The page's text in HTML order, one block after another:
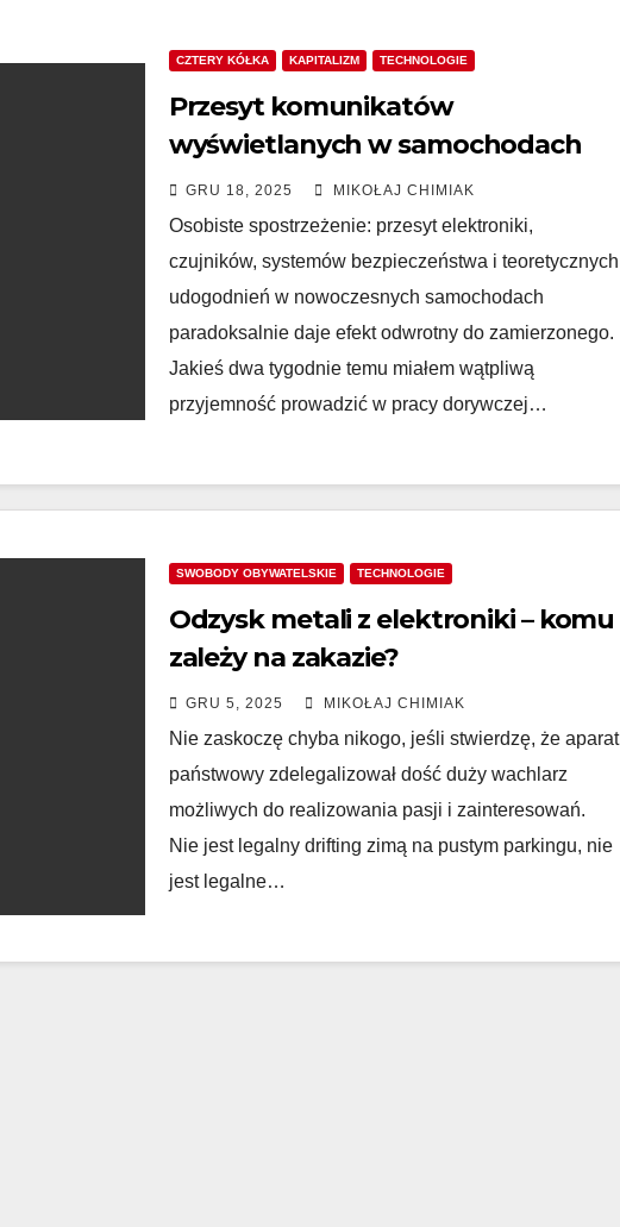
CZTERY KÓŁKA KAPITALIZM TECHNOLOGIE
Przesyt komunikatów
wyświetlanych w samochodach
GRU 18, 2025 MIKOŁAJ CHIMIAK
Osobiste spostrzeżenie: przesyt elektroniki,
czujników, systemów bezpieczeństwa i teoretycznych
udogodnień w nowoczesnych samochodach
paradoksalnie daje efekt odwrotny do zamierzonego.
Jakieś dwa tygodnie temu miałem wątpliwą
przyjemność prowadzić w pracy dorywczej…
SWOBODY OBYWATELSKIE TECHNOLOGIE
Odzysk metali z elektroniki – komu
zależy na zakazie?
GRU 5, 2025 MIKOŁAJ CHIMIAK
Nie zaskoczę chyba nikogo, jeśli stwierdzę, że aparat
państwowy zdelegalizował dość duży wachlarz
możliwych do realizowania pasji i zainteresowań.
Nie jest legalny drifting zimą na pustym parkingu, nie
jest legalne…